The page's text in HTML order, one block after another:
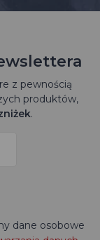
z pewnością
produktów,
.
dane osobowe